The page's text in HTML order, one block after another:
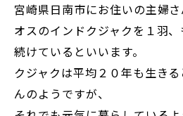
宮崎県日南市にお住いの主婦さ
オスのインドクジャクを１羽
続けているといいます。
クジャクは平均２０年も生き
んのようですが、